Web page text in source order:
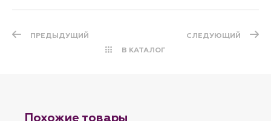
ПРЕДЫДУЩИЙ
В КАТАЛОГ
СЛЕДУЮЩИЙ
Похожие товары